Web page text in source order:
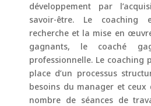
développement par
savoir-être. Le
recherche et la mise en
gagnants, le coaché
professionnelle. Le coaching
place d’un processus
besoins du manager et ceux
nombre de séances de